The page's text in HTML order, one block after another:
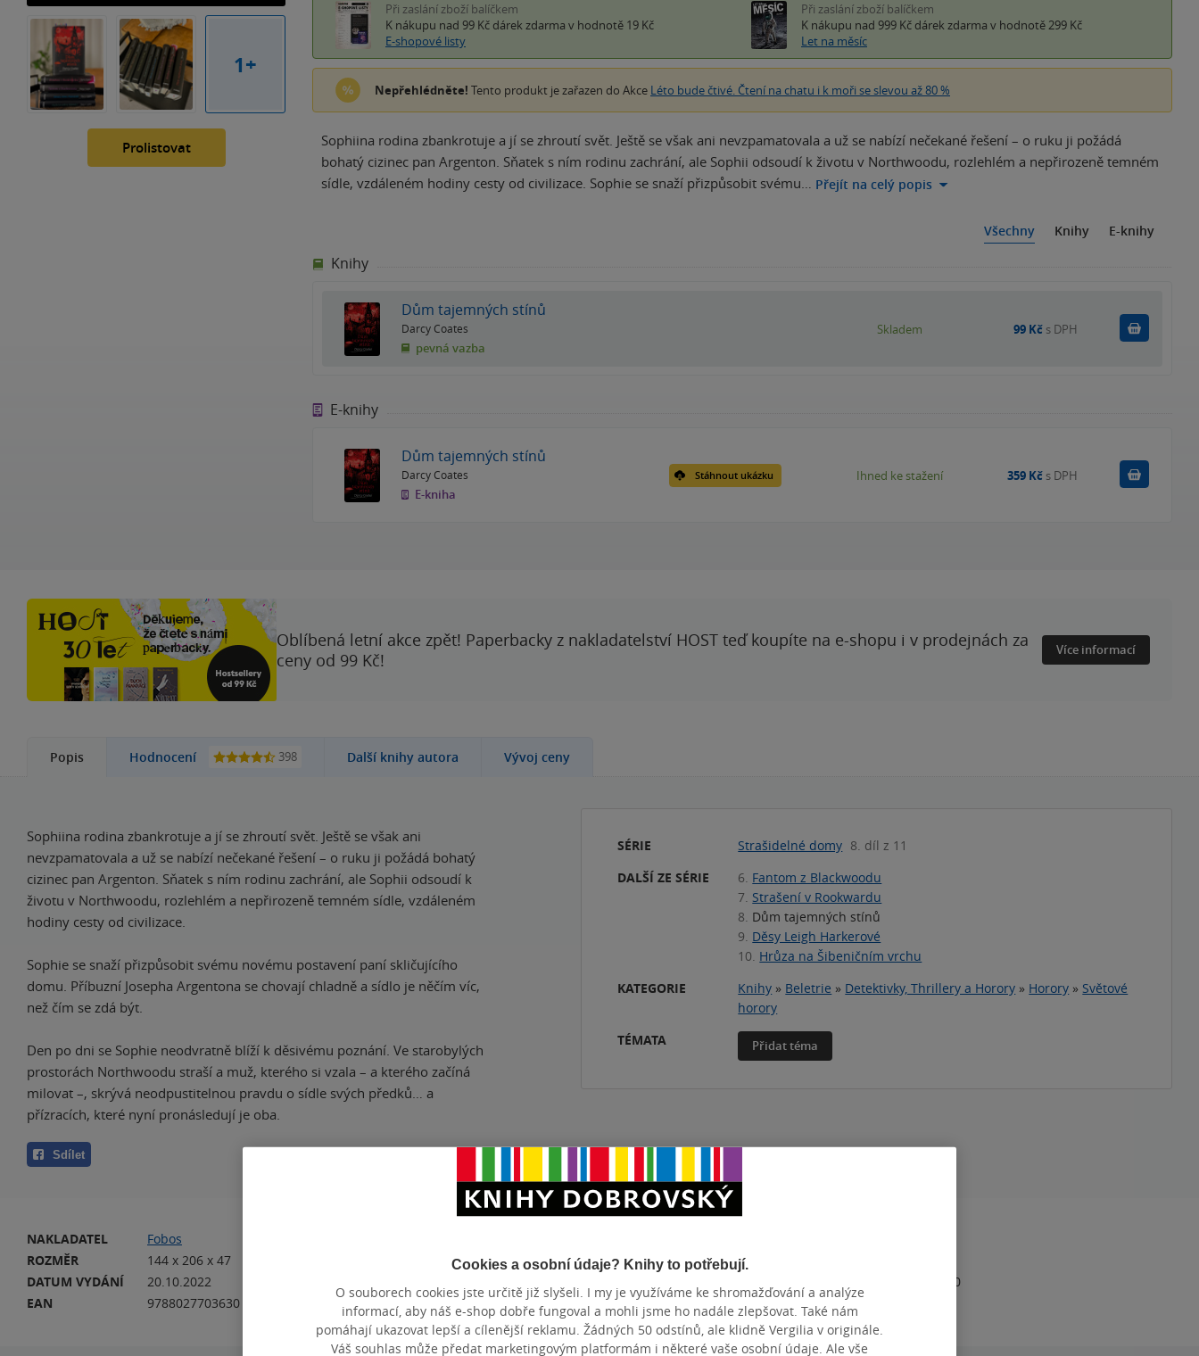
1+
Prolistovat
Při zaslání zboží balíčkem
K nákupu nad 99 Kč dárek zdarma v hodnotě 19 Kč
E-shopové listy
Při zaslání zboží balíčkem
K nákupu nad 999 Kč dárek zdarma v hodnotě 299 Kč
Let na měsíc
Nepřehlédněte! Tento produkt je zařazen do Akce Léto bude čtivé. Čtení na chatu i k moři se slevou až 80 %
Sophiina rodina zbankrotuje a jí se zhroutí svět. Ještě se však ani nevzpamatovala a už se nabízí nečekané řešení – o ruku ji požádá
bohatý cizinec pan Argenton. Sňatek s ním rodinu zachrání, ale Sophii odsoudí k životu v Northwoodu, rozlehlém a nepřirozeně temném
sídle, vzdáleném hodiny cesty od civilizace. Sophie se snaží přizpůsobit svému… Přejít na celý popis
Všechny Knihy E-knihy
Knihy
Dům tajemných stínů
Darcy Coates
pevná vazba
Skladem 99 Kč s DPH
E-knihy
Dům tajemných stínů
Darcy Coates
E-kniha
Stáhnout ukázku Ihned ke stažení 359 Kč s DPH Koupit
Oblíbená letní akce zpět! Paperbacky z nakladatelství HOST teď koupíte na e-shopu i v prodejnách za
ceny od 99 Kč!
Více informací
Popis Hodnocení 398 Další knihy autora Vývoj ceny
Sophiina rodina zbankrotuje a jí se zhroutí svět. Ještě se však ani
nevzpamatovala a už se nabízí nečekané řešení – o ruku ji požádá bohatý
cizinec pan Argenton. Sňatek s ním rodinu zachrání, ale Sophii odsoudí k
životu v Northwoodu, rozlehlém a nepřirozeně temném sídle, vzdáleném
hodiny cesty od civilizace.
Sophie se snaží přizpůsobit svému novému postavení paní skličujícího
domu. Příbuzní Josepha Argentona se chovají chladně a sídlo je něčím víc,
než čím se zdá být.
Den po dni se Sophie neodvratně blíží k děsivému poznání. Ve starobylých
prostorách Northwoodu straší a muž, kterého si vzala – a kterého začíná
milovat –, skrývá neodpustitelnou pravdu o sídle svých předků… a
přízracích, které nyní pronásledují je oba.
Sdílet
SÉRIE Strašidelné domy 8. díl z 11
DALŠÍ ZE SÉRIE
6. Fantom z Blackwoodu
7. Strašení v Rookwardu
8. Dům tajemných stínů
9. Děsy Leigh Harkerové
10. Hrůza na Šibeničním vrchu
KATEGORIE
Knihy » Beletrie » Detektivky, Thrillery a Horory » Horory » Světové
horory
TÉMATA
Přidat téma
NAKLADATEL
Fobos
ROZMĚR
144 x 206 x 47
DATUM VYDÁNÍ
20.10.2022
EAN
9788027703630
594 g
VYDÁNÍ
978-80-277-0363-0
Cookies a osobní údaje? Knihy to potřebují.
O souborech cookies jste určitě již slyšeli. I my je využíváme ke shromažďování a analýze
informací, aby náš e-shop dobře fungoval a mohli jsme ho nadále zlepšovat. Také nám
pomáhají ukazovat lepší a cílenější reklamu. Žádných 50 odstínů, ale klidně Vergilia v originále.
Váš souhlas může předat marketingovým platformám i některé vaše osobní údaje. Ale vše